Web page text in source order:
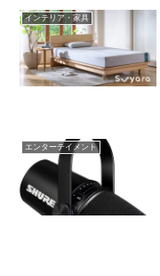
インテリア・家具
エンターテイメント